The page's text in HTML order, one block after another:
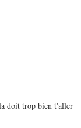
doit trop bien t'aller